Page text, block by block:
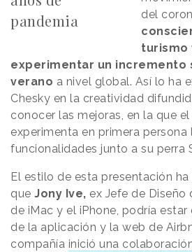
pandemia
del
turismo
experimentar un incremento
verano a nivel global. Así lo ha
Chesky en la creatividad
conocer las mejoras, en la que el
experimenta en primera persona
funcionalidades junto a su perra
El estilo de esta presentación
que Jony Ive, ex Jefe de
de iMac y el iPhone, podría
de la aplicación y la web de
compañía inició una